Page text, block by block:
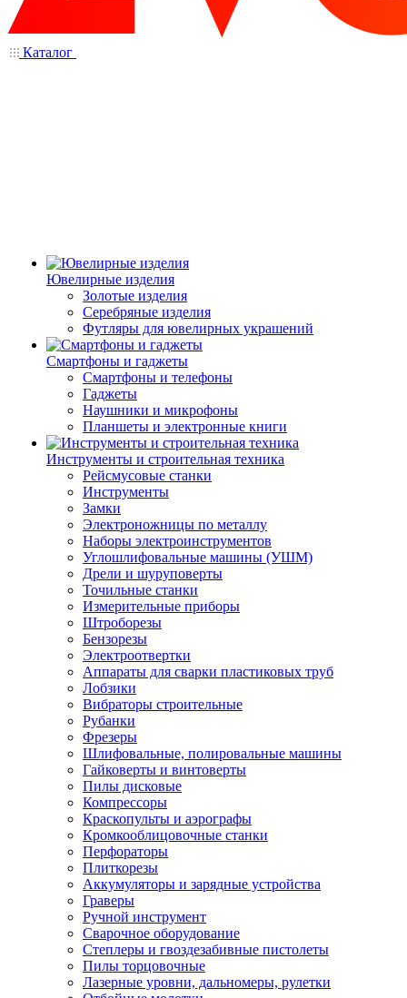
Каталог
Ювелирные изделия
Золотые изделия
Серебряные изделия
Футляры для ювелирных украшений
Смартфоны и гаджеты
Смартфоны и телефоны
Гаджеты
Наушники и микрофоны
Планшеты и электронные книги
Инструменты и строительная техника
Рейсмусовые станки
Инструменты
Замки
Электроножницы по металлу
Наборы электроинструментов
Углошлифовальные машины (УШМ)
Дрели и шуруповерты
Точильные станки
Измерительные приборы
Штроборезы
Бензорезы
Электроотвертки
Аппараты для сварки пластиковых труб
Лобзики
Вибраторы строительные
Рубанки
Фрезеры
Шлифовальные, полировальные машины
Гайковерты и винтоверты
Пилы дисковые
Компрессоры
Краскопульты и аэрографы
Кромкооблицовочные станки
Перфораторы
Плиткорезы
Аккумуляторы и зарядные устройства
Граверы
Ручной инструмент
Сварочное оборудование
Степлеры и гвоздезабивные пистолеты
Пилы торцовочные
Лазерные уровни, дальномеры, рулетки